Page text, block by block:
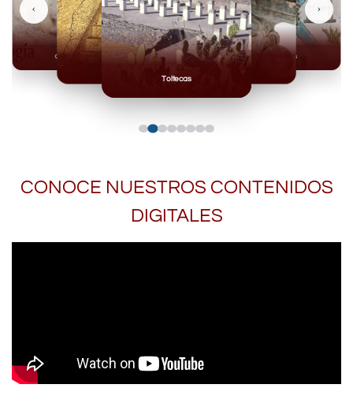
Toltecas
Mexicas
Olmecas
‹ ›
CONOCE NUESTROS CONTENIDOS
DIGITALES